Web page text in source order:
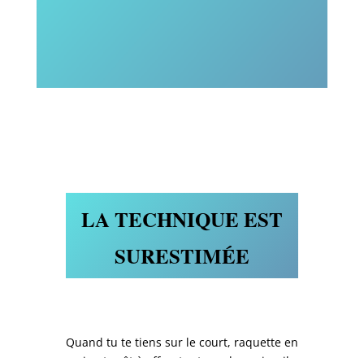
LA TECHNIQUE EST
SURESTIMÉE
Quand tu te tiens sur le court, raquette en